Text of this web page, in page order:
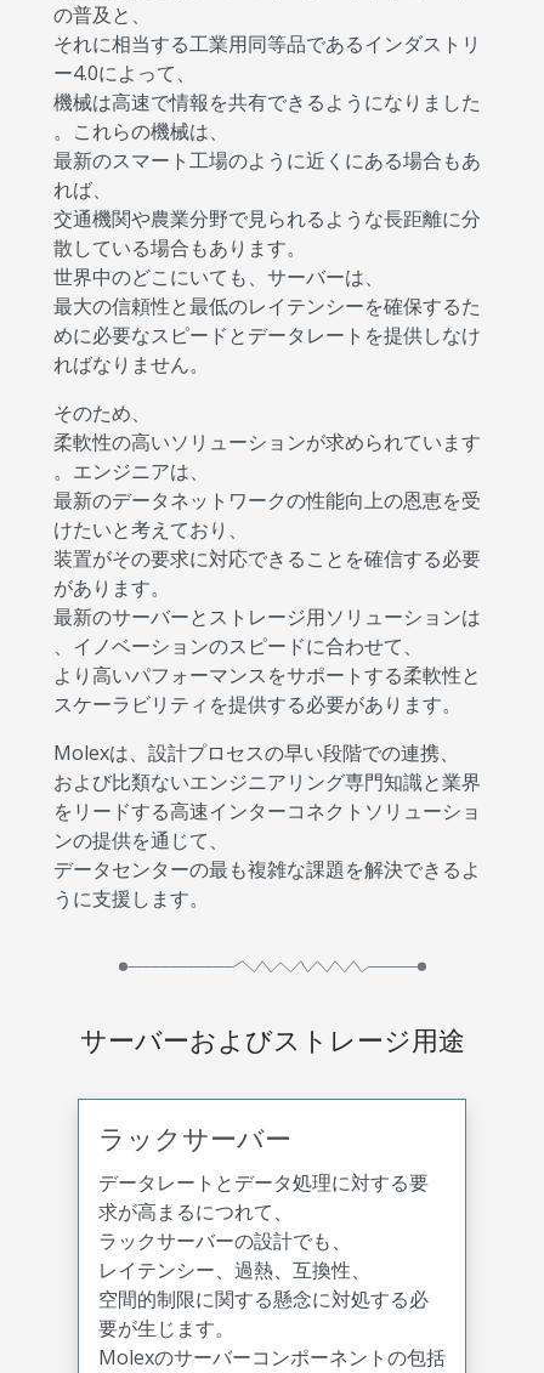
の普及と、
それに相当する工業用同等品であるインダストリ
ー4.0によって、
機械は高速で情報を共有できるようになりました
。これらの機械は、
最新のスマート工場のように近くにある場合もあ
れば、
交通機関や農業分野で見られるような長距離に分
散している場合もあります。
世界中のどこにいても、サーバーは、
最大の信頼性と最低のレイテンシーを確保するた
めに必要なスピードとデータレートを提供しなけ
ればなりません。
そのため、
柔軟性の高いソリューションが求められています
。エンジニアは、
最新のデータネットワークの性能向上の恩恵を受
けたいと考えており、
装置がその要求に対応できることを確信する必要
があります。
最新のサーバーとストレージ用ソリューションは
、イノベーションのスピードに合わせて、
より高いパフォーマンスをサポートする柔軟性と
スケーラビリティを提供する必要があります。
Molexは、設計プロセスの早い段階での連携、
および比類ないエンジニアリング専門知識と業界
をリードする高速インターコネクトソリューショ
ンの提供を通じて、
データセンターの最も複雑な課題を解決できるよ
うに支援します。
サーバーおよびストレージ用途
ラックサーバー
データレートとデータ処理に対する要
求が高まるにつれて、
ラックサーバーの設計でも、
レイテンシー、過熱、互換性、
空間的制限に関する懸念に対処する必
要が生じます。
Molexのサーバーコンポーネントの包括